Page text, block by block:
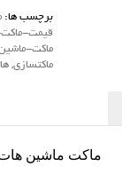
برچسب ها:
قیمت-
ماکت-
ماکتسازی,
ماکت ماشین هات